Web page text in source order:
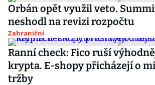
Orbán opět využil veto.
neshodl na revizi rozpočtu
Zahraniční
Ranní check: Fico ruší
krypta. E-shopy přicházejí o
tržby